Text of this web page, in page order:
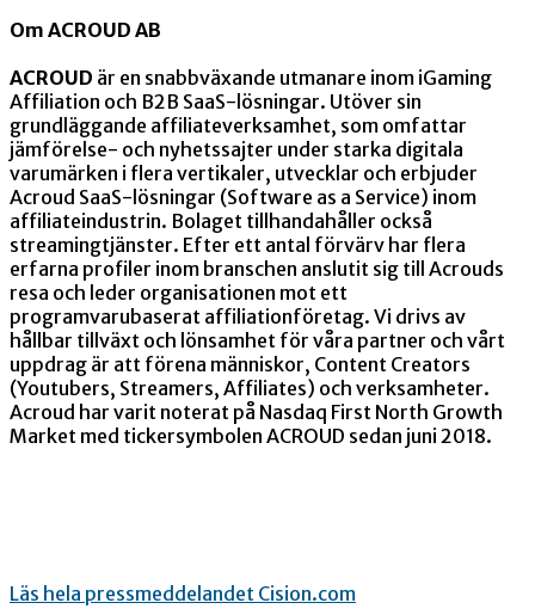
Om ACROUD AB
ACROUD är en snabbväxande utmanare inom iGaming
Affiliation och B2B SaaS-lösningar. Utöver sin
grundläggande affiliateverksamhet, som omfattar
jämförelse- och nyhetssajter under starka digitala
varumärken i flera vertikaler, utvecklar och erbjuder
Acroud SaaS-lösningar (Software as a Service) inom
affiliateindustrin. Bolaget tillhandahåller också
streamingtjänster. Efter ett antal förvärv har flera
erfarna profiler inom branschen anslutit sig till Acrouds
resa och leder organisationen mot ett
programvarubaserat affiliationföretag. Vi drivs av
hållbar tillväxt och lönsamhet för våra partner och vårt
uppdrag är att förena människor, Content Creators
(Youtubers, Streamers, Affiliates) och verksamheter.
Acroud har varit noterat på Nasdaq First North Growth
Market med tickersymbolen ACROUD sedan juni 2018.
Läs hela pressmeddelandet Cision.com